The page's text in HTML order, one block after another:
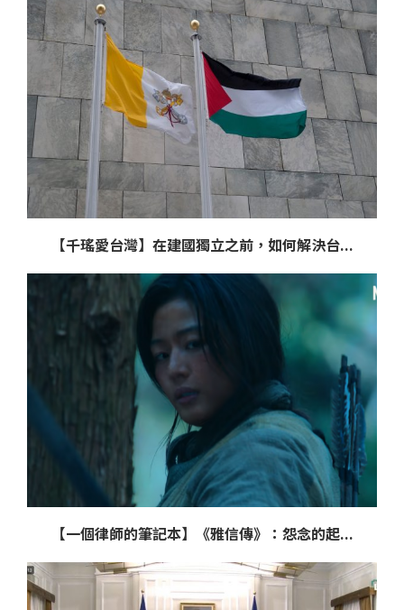
【千瑤愛台灣】在建國獨立之前，如何解決台...
【一個律師的筆記本】《雅信傳》：怨念的起...